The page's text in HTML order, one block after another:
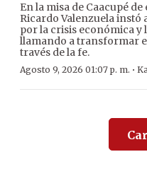
En la misa de Caacupé
Ricardo Valenzuela instó
por la crisis económica y
llamando a transformar
través de la fe.
Agosto 9, 2026 01:07 p. m. ·